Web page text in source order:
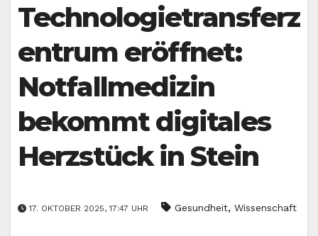
Technologietransferz
entrum eröffnet:
Notfallmedizin
bekommt digitales
Herzstück in Stein
17. OKTOBER 2025, 17:47 UHR Gesundheit, Wissenschaft